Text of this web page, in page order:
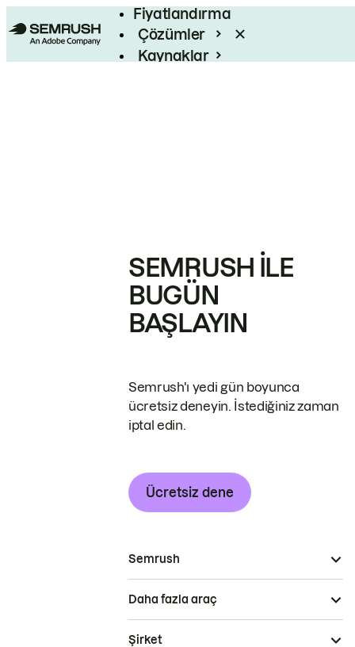
Fiyatlandırma
Çözümler
Kaynaklar
SEMRUSH ILE
BUGÜN
BAŞLAYIN
Semrush'ı yedi gün boyunca
ücretsiz deneyin. İstediğiniz zaman
iptal edin.
Ücretsiz dene
Semrush
Daha fazla araç
Şirket